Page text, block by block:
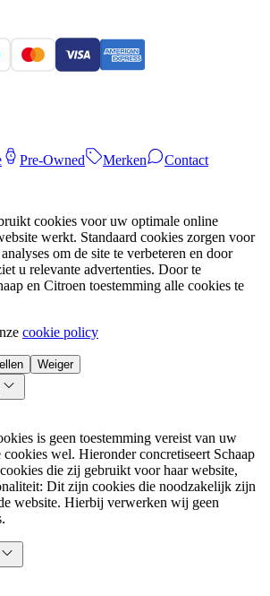
Pre-Owned Merken
Contact
cookies voor uw optimale online
werkt. Standaard cookies zorgen voor
om de site te verbeteren en door
u relevante advertenties. Door te
en Citroen toestemming alle cookies te
cookie policy
Weiger
is geen toestemming vereist van uw
wel. Hieronder concretiseert Schaap
die zij gebruikt voor haar website,
Dit zijn cookies die noodzakelijk zijn
website. Hierbij verwerken wij geen